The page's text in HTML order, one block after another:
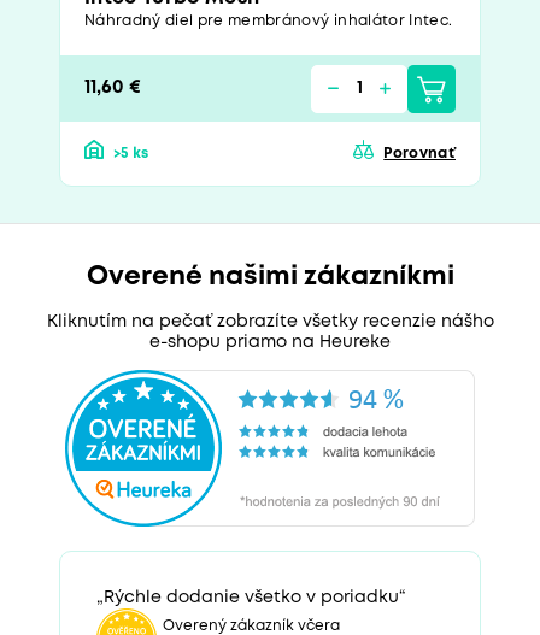
Náhradný diel pre membránový inhalátor Intec.
11,60 €
>5 ks Porovnať
Overené našimi zákazníkmi
Kliknutím na pečať zobrazíte všetky recenzie nášho
e-shopu priamo na Heureke
„Rýchle dodanie všetko v poriadku“
Overený zákazník včera